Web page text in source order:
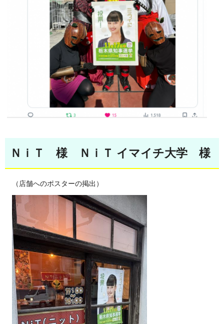
ＮｉＴ 様 ＮｉＴ イマイチ大学 様
（店舗へのポスターの掲出）